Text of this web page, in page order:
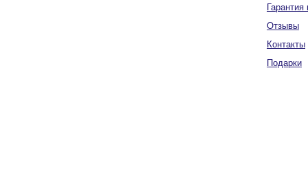
Гарантия
Отзывы
Контакты
Подарки